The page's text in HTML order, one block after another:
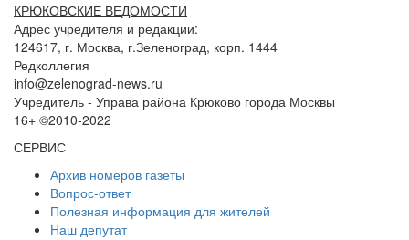
КРЮКОВСКИЕ ВЕДОМОСТИ
Адрес учредителя и редакции:
124617, г. Москва, г.Зеленоград, корп. 1444
Редколлегия
info@zelenograd-news.ru
Учредитель - Управа района Крюково города Москвы
16+ ©2010-2022
СЕРВИС
Архив номеров газеты
Вопрос-ответ
Полезная информация для жителей
Наш депутат